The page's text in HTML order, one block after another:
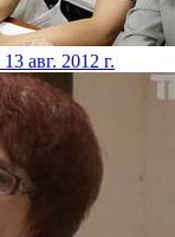
13 авг. 2012 г.